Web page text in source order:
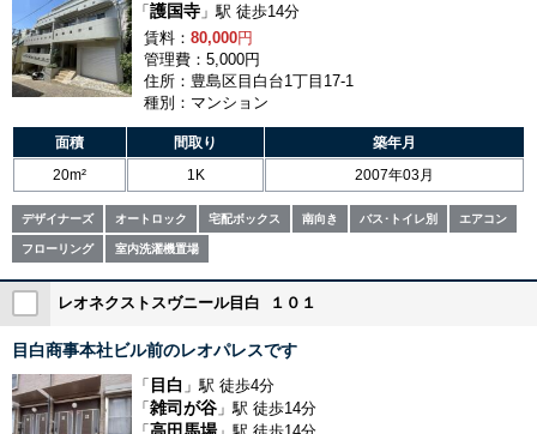
「 護国寺 」駅 徒歩14分
賃料： 80,000円
管理費：5,000円
住所：豊島区目白台1丁目17-1
種別：マンション
面積 間取り
築年月
20m²
1K 2007年03月
デザイナーズ オートロック 宅配ボックス 南向き バス･トイレ別 エアコン
フローリング 室内洗濯機置場
レオネクストスヴニール目白 １０１
目白商事本社ビル前のレオパレスです
「 目白 」駅 徒歩4分
「 雑司が谷 」駅 徒歩14分